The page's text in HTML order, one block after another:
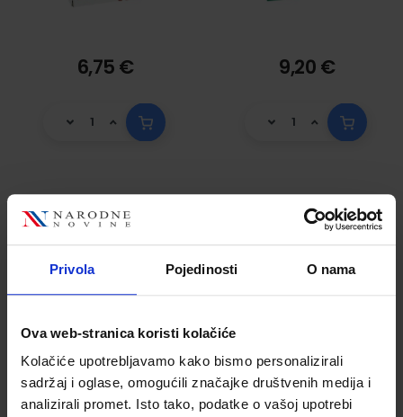
Privola Pojedinosti O nama
Ova web-stranica koristi kolačiće
Kolačiće upotrebljavamo kako bismo personalizirali
sadržaj i oglase, omogućili značajke društvenih medija i
analizirali promet. Isto tako, podatke o vašoj upotrebi
6,75 € 9,20 €
Vosak pečatni za
vruće pečaćenje
Karbon, zlatni 10/1